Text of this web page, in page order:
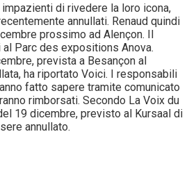
di rivedere la loro icona,
annullati. Renaud quindi
prossimo ad Alençon. Il
Parc des expositions Anova.
prevista a Besançon al
ha riportato Voici. I responsabili
fatto sapere tramite comunicato
rimborsati. Secondo La Voix du
19 dicembre, previsto al Kursaal di
annullato.